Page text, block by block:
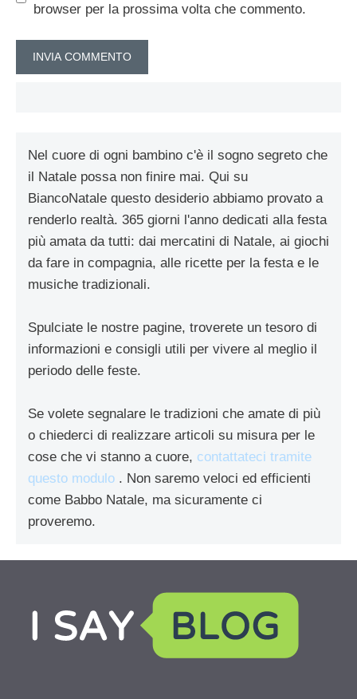
browser per la prossima volta che commento.
Nel cuore di ogni bambino c'è il sogno segreto che
il Natale possa non finire mai. Qui su
BiancoNatale questo desiderio abbiamo provato a
renderlo realtà. 365 giorni l'anno dedicati alla festa
più amata da tutti: dai mercatini di Natale, ai giochi
da fare in compagnia, alle ricette per la festa e le
musiche tradizionali.
Spulciate le nostre pagine, troverete un tesoro di
informazioni e consigli utili per vivere al meglio il
periodo delle feste.
Se volete segnalare le tradizioni che amate di più
o chiederci di realizzare articoli su misura per le
cose che vi stanno a cuore, contattateci tramite
questo modulo . Non saremo veloci ed efficienti
come Babbo Natale, ma sicuramente ci
proveremo.